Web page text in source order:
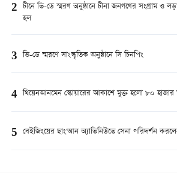
2 চীনে ভি-ডে স্মরণ অনুষ্ঠানে চীনা জনগণের সংগ্রাম ও
হল
3 ভি-ডে স্মরণে সাংস্কৃতিক অনুষ্ঠানে সি চিনপিং
4 থিয়েনআনমেন স্কোয়ারের আকাশে মুক্ত হলো ৮০
5 বেইজিংয়ের ছাং'আন অ্যাভিনিউতে সেনা পরিদর্শন